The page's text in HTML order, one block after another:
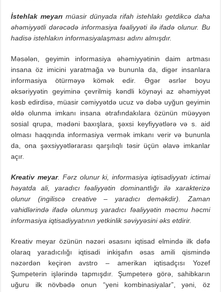
İstehlak meyarımüasir dünyada rifah istehlakı getdikcə daha
əhəmiyyətli dərəcədə informasiya fəaliyyəti ilə ifadə olunur. Bu
hadisə istehlakın informasiyalaşması adını almışdır.
Məsələn, geyimin informasiya əhəmiyyətinin daim artması
insana öz imicini yaratmağa və bununla da, digər insanlara
informasiya ötürməyə kömək edir. Əgər əsrlər boyu
əksəriyyətin geyiminə çevrilmiş kəndli köynəyi az əhəmiyyət
kəsb edirdisə, müasir cəmiyyətdə ucuz və dəbə uyğun geyimin
əldə olunma imkanı insana ətrafındakılara özünün müəyyən
sosial qrupa, mədəni baxışlara, şəxsi keyfiyyətlərə və s. aid
olması haqqında informasiya vermək imkanı verir və bununla
da, ona şəxsiyyətlərarası qarşılıqlı təsir üçün əlavə imkanlar
açır.
Kreativ meyar. Fərz olunur ki, informasiya iqtisadiyyatı ictimai
həyatda ali, yaradıcı fəaliyyətin dominantlığı ilə xarakterizə
olunur (ingiliscə creative – yaradıcı deməkdir). Zaman
vahidlərində ifadə olunmuş yaradıcı fəaliyyətin məcmu həcmi
informasiya iqtisadiyyatının yetkinlik səviyyəsini əks etdirir.
Kreativ meyar özünün nəzəri əsasını iqtisad elmində ilk dəfə
olaraq yaradıcılığı iqtisadi inkişafın əsas amili qismində
nəzərdən keçirən avstro – amerikan iqtisadçısı Yozef
Şumpeterin işlərində tapmışdır. Şumpeterə görə, sahibkarın
uğuru ilk növbədə onun “yeni kombinasiyalar”, yəni, öz